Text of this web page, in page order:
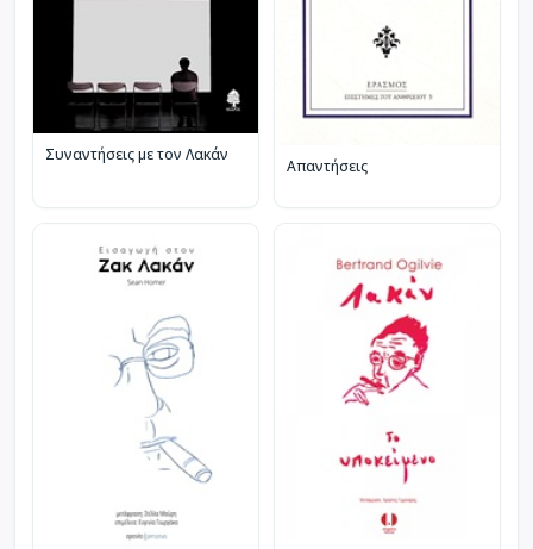
Συναντήσεις με τον Λακάν
Απαντήσεις